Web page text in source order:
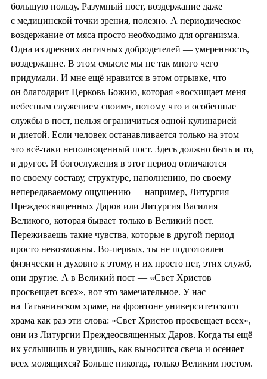
большую пользу. Разумный пост, воздержание даже
с медицинской точки зрения, полезно. А периодическое
воздержание от мяса просто необходимо для организма.
Одна из древних античных добродетелей — умеренность,
воздержание. В этом смысле мы не так много чего
придумали. И мне ещё нравится в этом отрывке, что
он благодарит Церковь Божию, которая «восхищает меня
небесным служением своим», потому что и особенные
службы в пост, нельзя ограничиться одной кулинарией
и диетой. Если человек останавливается только на этом —
это всё‑таки неполноценный пост. Здесь должно быть и то,
и другое. И богослужения в этот период отличаются
по своему составу, структуре, наполнению, по своему
непередаваемому ощущению — например, Литургия
Преждеосвященных Даров или Литургия Василия
Великого, которая бывает только в Великий пост.
Переживаешь такие чувства, которые в другой период
просто невозможны. Во‑первых, ты не подготовлен
физически и духовно к этому, и их просто нет, этих служб,
они другие. А в Великий пост — «Свет Христов
просвещает всех», вот это замечательное. У нас
на Татьянинском храме, на фронтоне университетского
храма как раз эти слова: «Свет Христов просвещает всех»,
они из Литургии Преждеосвященных Даров. Когда ты ещё
их услышишь и увидишь, как выносится свеча и осеняет
всех молящихся? Больше никогда, только Великим постом.